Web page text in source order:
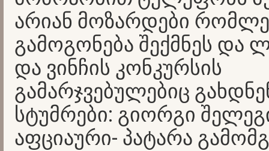
არიან მოზარდები
გამოგონება შექმნეს
და ვინჩის კონკურსის
გამარჯვებულებიც
სტუმრები: გიორგი
აფციაური- პატარა